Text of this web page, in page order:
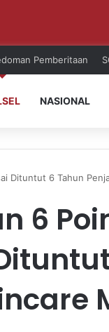
Pemberitaan
NASIONAL
Dituntut 6 Tahun
6